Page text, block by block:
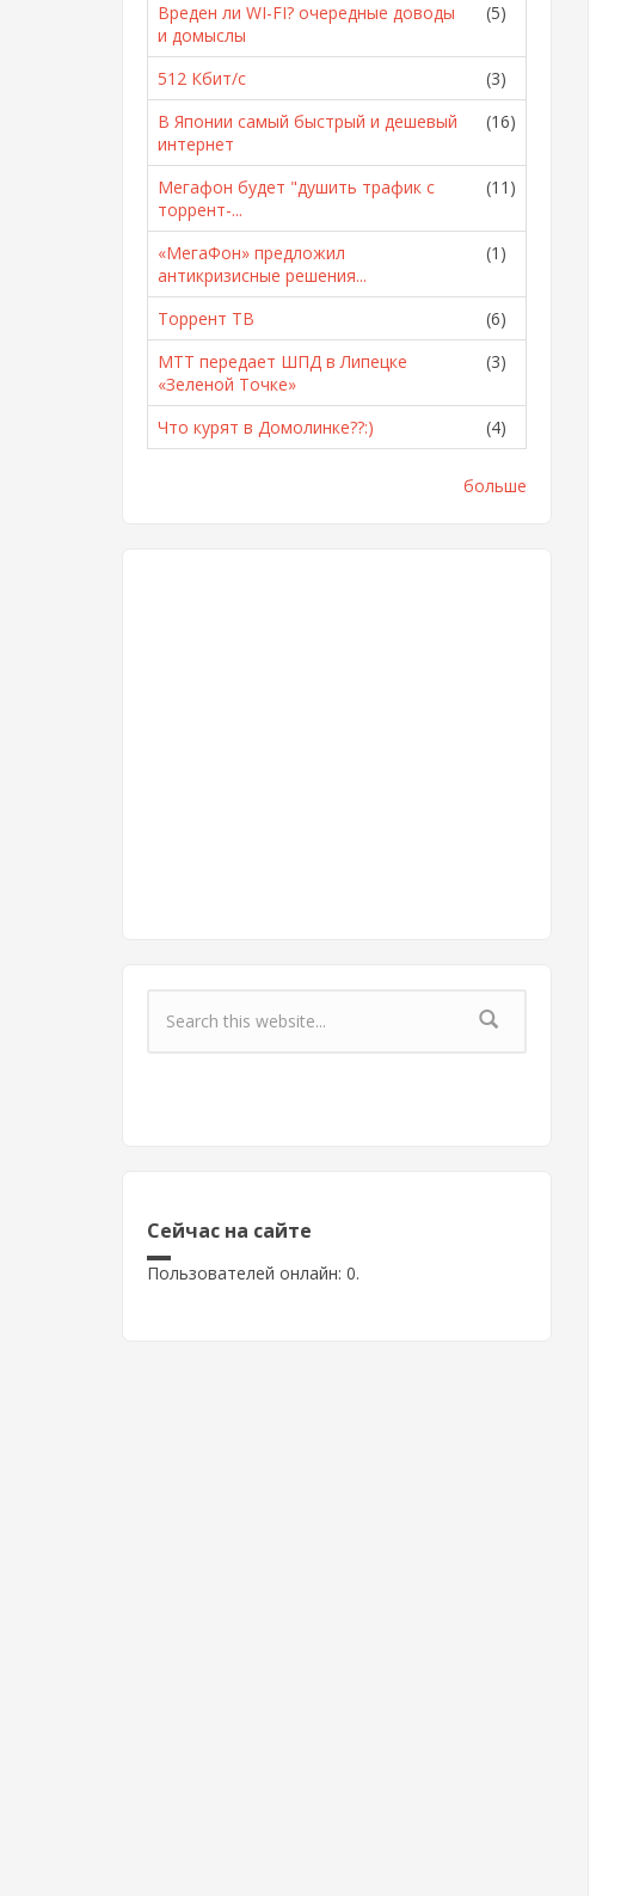
Вреден ли WI-FI? очередные доводы
и домыслы
(5)
512 Кбит/с
(3)
В Японии самый быстрый и дешевый
интернет
(16)
Мегафон будет "душить трафик с
торрент-...
(11)
«МегаФон» предложил
антикризисные решения...
(1)
Торрент ТВ
(6)
МТТ передает ШПД в Липецке
«Зеленой Точке»
(3)
Что курят в Домолинке??:) (4)
больше
Форма поиска
Сейчас на сайте
Пользователей онлайн: 0.